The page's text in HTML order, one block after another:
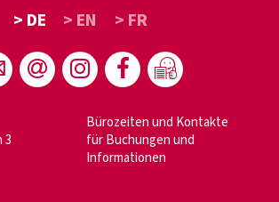
> DE > EN > FR
3
Bürozeiten und Kontakte
für Buchungen und
Informationen